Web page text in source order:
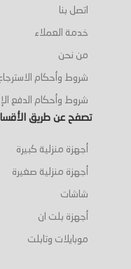
اتصل بنا
خدمة العملاء
من نحن
شروط وأحكام
شروط وأحكام الدفع
تصفح عن طريق
أجهزة منزلية كبيرة
أجهزة منزلية صغيرة
شاشات
أجهزة بلت ان
موبايلات وتابلت